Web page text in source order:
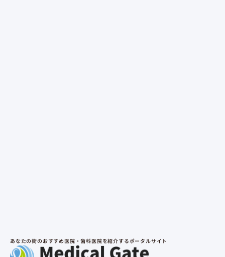
あなたの街のおすすめ医院・歯科医院を紹介するポータルサイト